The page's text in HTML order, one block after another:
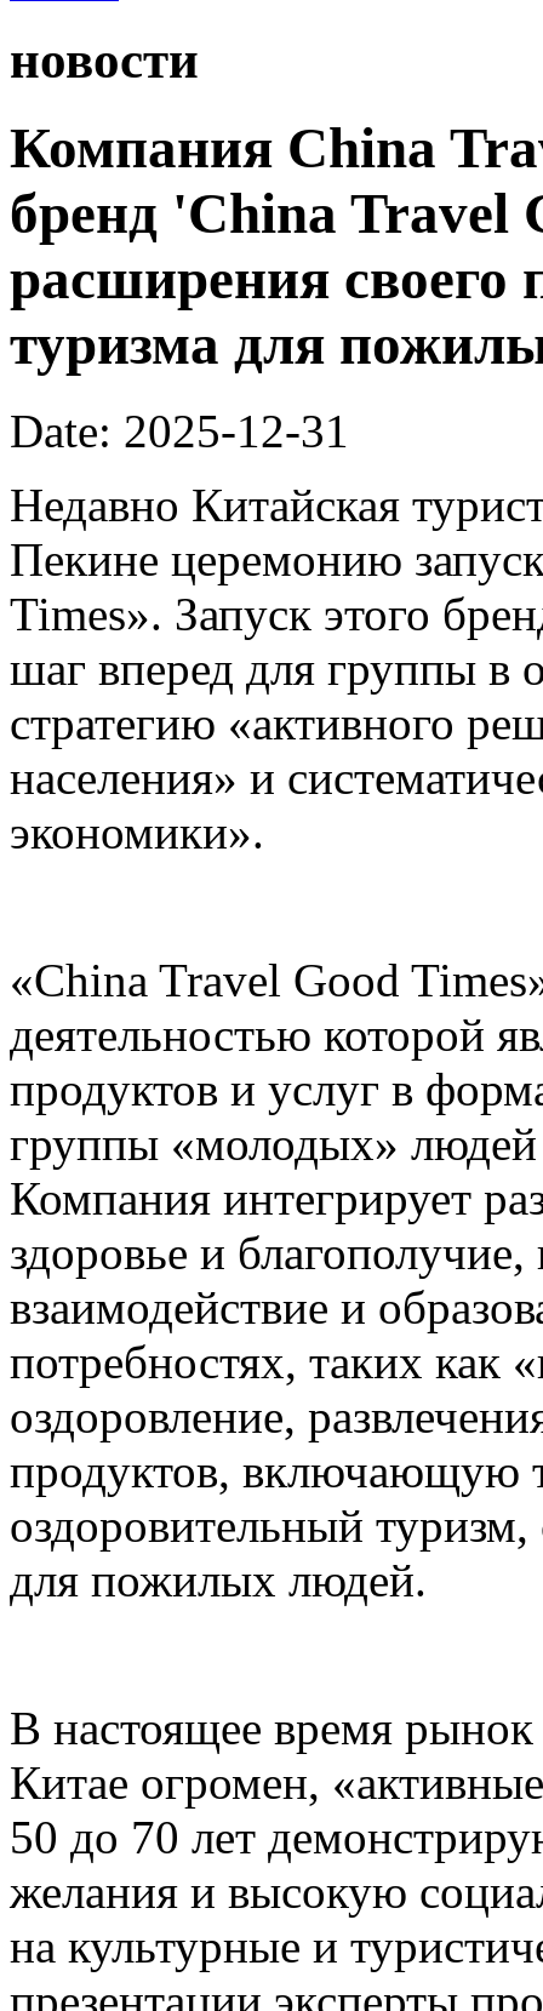
новости
Компания China
бренд 'China Travel
расширения своего
туризма для
Date: 2025-12-31
Недавно Китайская
Пекине церемонию
Times». Запуск этого
шаг вперед для группы в
стратегию «активного
населения» и
экономики».
«China Travel Good
деятельностью которой
продуктов и услуг в
группы «молодых» людей
Компания интегрирует
здоровье и
взаимодействие и
потребностях, таких как
оздоровление,
продуктов, включающую
оздоровительный
для пожилых людей.
В настоящее время
Китае огромен,
50 до 70 лет
желания и высокую
на культурные и
презентации эксперты